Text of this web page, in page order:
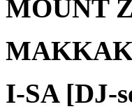
MOUNT
I-SA [DJ-